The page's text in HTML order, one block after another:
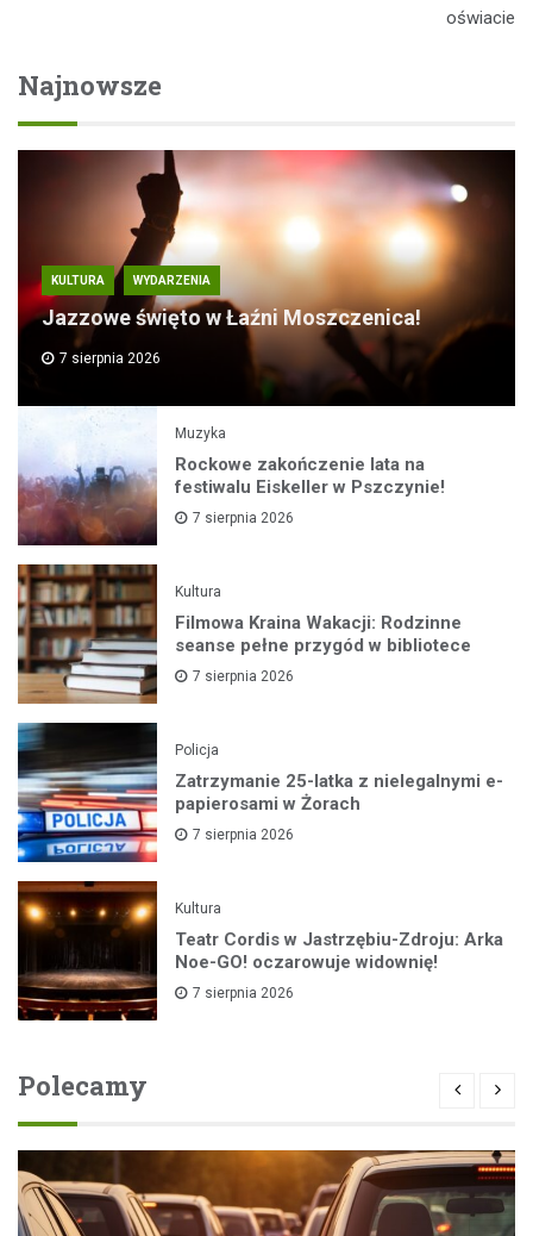
oświacie
Najnowsze
KULTURA WYDARZENIA
Jazzowe święto w Łaźni Moszczenica!
7 sierpnia 2026
Muzyka
Rockowe zakończenie lata na
festiwalu Eiskeller w Pszczynie!
7 sierpnia 2026
Kultura
Filmowa Kraina Wakacji: Rodzinne
seanse pełne przygód w bibliotece
7 sierpnia 2026
Policja
Zatrzymanie 25-latka z nielegalnymi e-
papierosami w Żorach
7 sierpnia 2026
Kultura
Teatr Cordis w Jastrzębiu-Zdroju: Arka
Noe-GO! oczarowuje widownię!
7 sierpnia 2026
Polecamy